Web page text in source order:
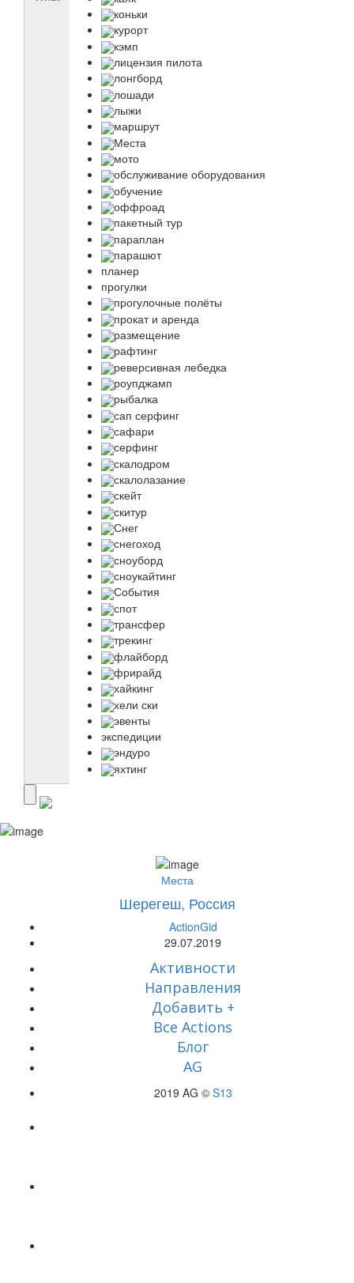
коньки
курорт
кэмп
лицензия пилота
лонгборд
лошади
лыжи
маршрут
Места
мото
обслуживание оборудования
обучение
оффроад
пакетный тур
параплан
парашют
планер
прогулки
прогулочные полёты
прокат и аренда
размещение
рафтинг
реверсивная лебедка
роупджамп
рыбалка
сап серфинг
сафари
серфинг
скалодром
скалолазание
скейт
скитур
Снег
снегоход
сноуборд
сноукайтинг
События
спот
трансфер
трекинг
флайборд
фрирайд
хайкинг
хели ски
эвенты
экспедиции
эндуро
яхтинг
Места
Шерегеш, Россия
ActionGid
29.07.2019
Активности
Направления
Добавить +
Все Actions
Блог
AG
2019 AG © S13